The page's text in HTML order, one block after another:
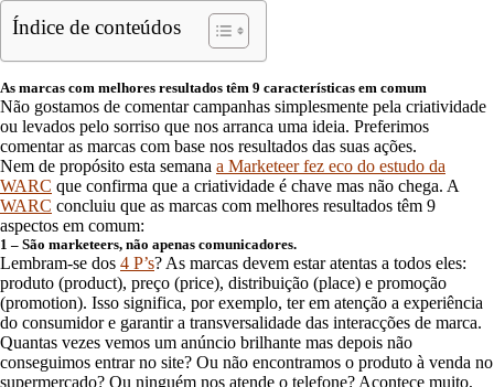
Índice de conteúdos
As marcas com melhores resultados têm 9 características em comum
Não gostamos de comentar campanhas simplesmente pela criatividade
ou levados pelo sorriso que nos arranca uma ideia. Preferimos
comentar as marcas com base nos resultados das suas ações.
Nem de propósito esta semana a Marketeer fez eco do estudo da
WARC que confirma que a criatividade é chave mas não chega. A
WARC concluiu que as marcas com melhores resultados têm 9
aspectos em comum:
1 – São marketeers, não apenas comunicadores.
Lembram-se dos 4 P’s? As marcas devem estar atentas a todos eles:
produto (product), preço (price), distribuição (place) e promoção
(promotion). Isso significa, por exemplo, ter em atenção a experiência
do consumidor e garantir a transversalidade das interacções de marca.
Quantas vezes vemos um anúncio brilhante mas depois não
conseguimos entrar no site? Ou não encontramos o produto à venda no
supermercado? Ou ninguém nos atende o telefone? Acontece muito,